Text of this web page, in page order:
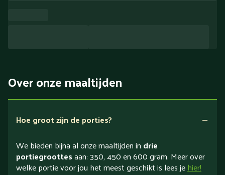
Over onze maaltijden
Hoe groot zijn de porties?
We bieden bijna al onze maaltijden in drie
portiegroottesaan: 350, 450 en 600 gram. Meer over
welke portie voor jou het meest geschikt is lees jehier!